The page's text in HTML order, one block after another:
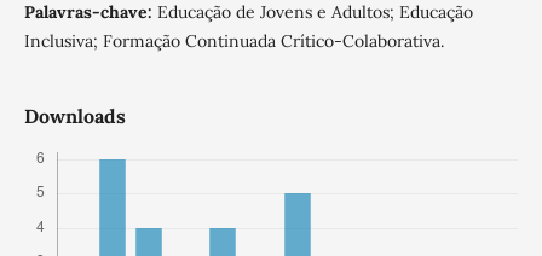
Palavras-chave: Educação de Jovens e Adultos; Educação
Inclusiva; Formação Continuada Crítico-Colaborativa.
Downloads